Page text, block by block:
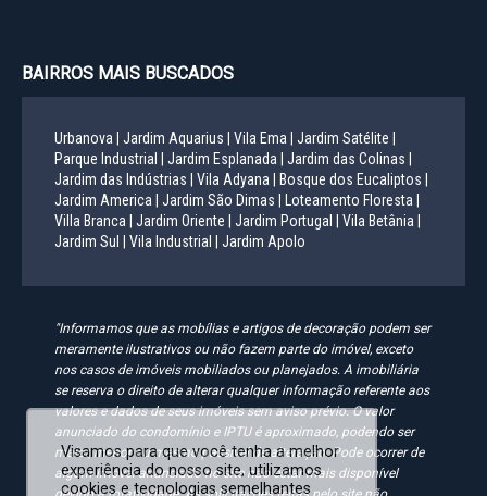
BAIRROS MAIS BUSCADOS
Urbanova | Jardim Aquarius | Vila Ema |
Jardim Satélite |
Parque Industrial |
Jardim Esplanada |
Jardim das Colinas |
Jardim das Indústrias |
Vila Adyana |
Bosque dos Eucaliptos |
Jardim America |
Jardim São Dimas |
Loteamento Floresta |
Villa Branca |
Jardim Oriente | Jardim Portugal |
Vila Betânia |
Jardim Sul |
Vila Industrial | Jardim Apolo
"Informamos que as mobílias e artigos de decoração podem ser
meramente ilustrativos ou não fazem parte do imóvel, exceto
nos casos de imóveis mobiliados ou planejados. A imobiliária
se reserva o direito de alterar qualquer informação referente aos
valores e dados de seus imóveis sem aviso prévio. O valor
anunciado do condomínio e IPTU é aproximado, podendo ser
maior, menor ou mesmo passível de alteração. Pode ocorrer de
algum imóvel anunciado no site não estar mais disponível
Visamos para que você tenha a melhor
experiência do nosso site, utilizamos
cookies e tecnologias semelhantes